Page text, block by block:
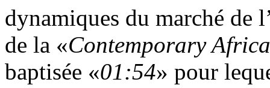
dynamiques du marché de
de la «Contemporary
baptisée «01:54» pour